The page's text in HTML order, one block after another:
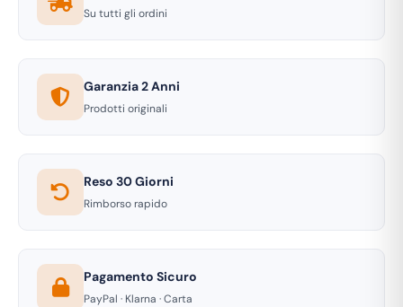
Su tutti gli ordini
Garanzia 2 Anni
Prodotti originali
Reso 30 Giorni
Rimborso rapido
Pagamento Sicuro
PayPal · Klarna · Carta